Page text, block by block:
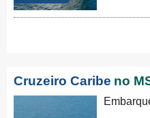
Cruzeiro Caribe no